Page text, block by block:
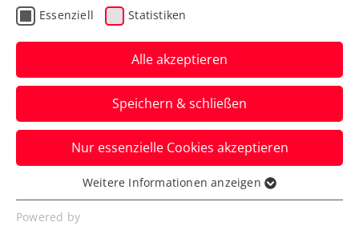
Tennisnachwuchs
begeistert beim VTV-
Kids-Turnier in Klaus
43 junge Spieler:innen sorgten beim VTV-
Kids-Turnier der Kategorie 2 beim UTC
Farben Morscher Klaus für spannende
Ballwechsel.
Essenziell Statistiken
Alle akzeptieren
Speichern & schließen
Nur essenzielle Cookies akzeptieren
Essenziell
Essenzielle Cookies werden für grundlegende
Weitere Informationen anzeigen
Powered by